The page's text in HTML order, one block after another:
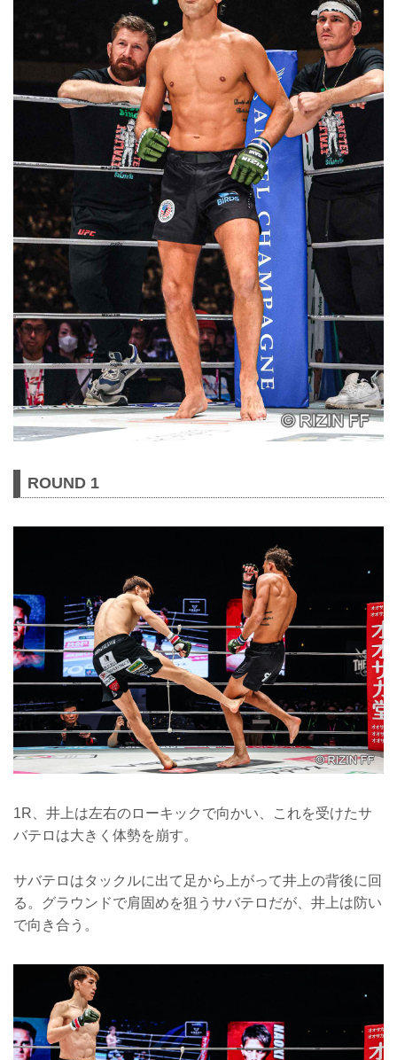
ROUND 1
1R、井上は左右のローキックで向かい、これを受けたサ
バテロは大きく体勢を崩す。
サバテロはタックルに出て足から上がって井上の背後に回
る。グラウンドで肩固めを狙うサバテロだが、井上は防い
で向き合う。